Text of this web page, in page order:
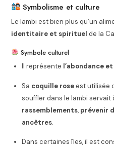
Symbolisme et culture
Le lambi est bien plus qu’un
identitaire et spirituel de la
Symbole culturel
Il représente l’abondance
Sa coquille roseest utilisée
souffler dans le lambi servait
rassemblements, prévenir
ancêtres.
Dans certaines îles, il est